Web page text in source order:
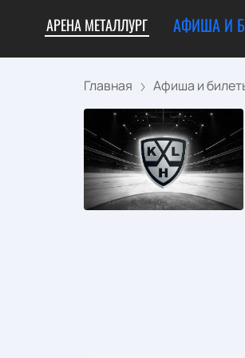
АРЕНА МЕТАЛЛУРГ АФИША И
Главная Афиша и